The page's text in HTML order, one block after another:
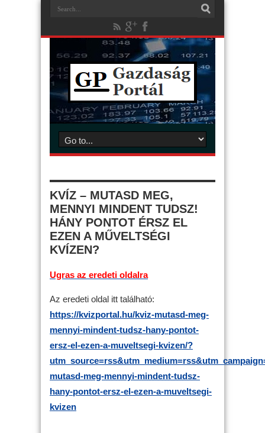
KVÍZ – MUTASD MEG,
MENNYI MINDENT TUDSZ!
HÁNY PONTOT ÉRSZ EL
EZEN A MŰVELTSÉGI
KVÍZEN?
Ugras az eredeti oldalra
Az eredeti oldal itt található:
https://kvizportal.hu/kviz-mutasd-meg-
mennyi-mindent-tudsz-hany-pontot-
ersz-el-ezen-a-muveltsegi-kvizen/?
mutasd-meg-mennyi-mindent-tudsz-
hany-pontot-ersz-el-ezen-a-muveltsegi-
kvizen